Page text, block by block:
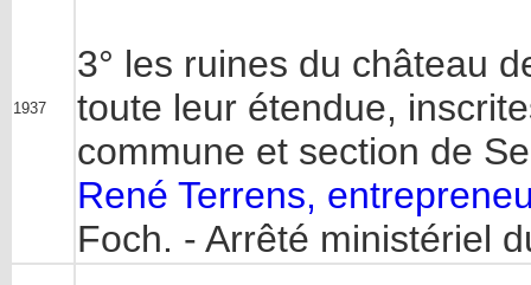
1937
3° les ruines du château
toute leur étendue,
commune et section de
René Terrens,
Foch. - Arrêté ministériel